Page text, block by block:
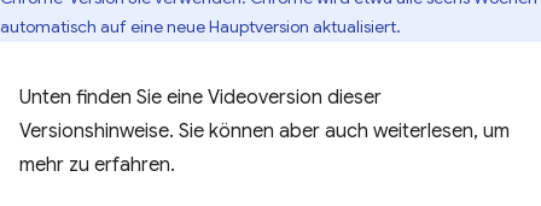
automatisch auf eine neue Hauptversion aktualisiert.
Unten finden Sie eine Videoversion dieser
Versionshinweise. Sie können aber auch weiterlesen, um
mehr zu erfahren.